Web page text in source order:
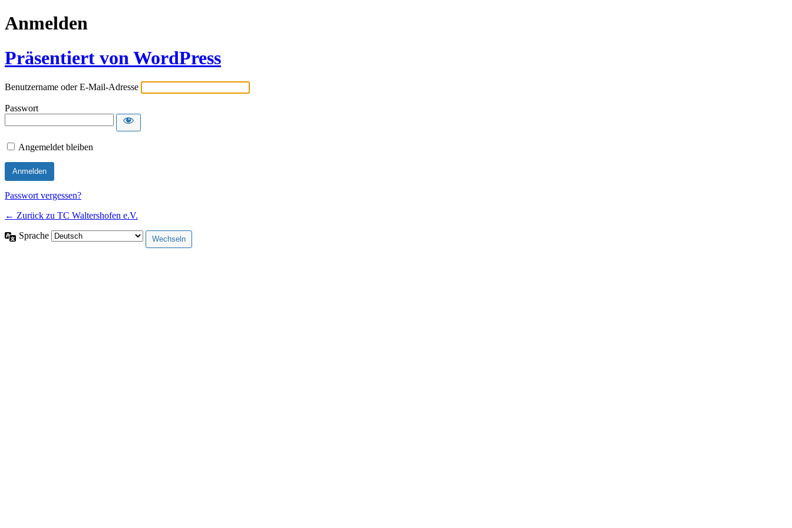
Anmelden
Präsentiert von WordPress
Benutzername oder E-Mail-Adresse
Passwort
Angemeldet bleiben
Passwort vergessen?
← Zurück zu TC Waltershofen e.V.
Sprache